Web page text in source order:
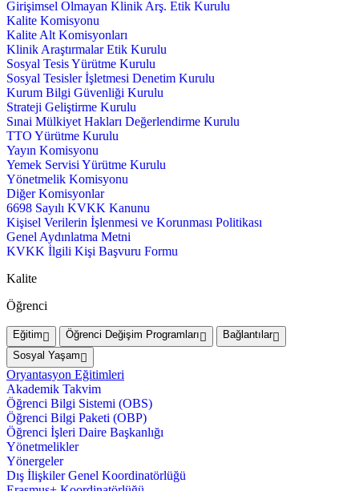
Girişimsel Olmayan Klinik Arş. Etik Kurulu
Kalite Komisyonu
Kalite Alt Komisyonları
Klinik Araştırmalar Etik Kurulu
Sosyal Tesis Yürütme Kurulu
Sosyal Tesisler İşletmesi Denetim Kurulu
Kurum Bilgi Güvenliği Kurulu
Strateji Geliştirme Kurulu
Sınai Mülkiyet Hakları Değerlendirme Kurulu
TTO Yürütme Kurulu
Yayın Komisyonu
Yemek Servisi Yürütme Kurulu
Yönetmelik Komisyonu
Diğer Komisyonlar
6698 Sayılı KVKK Kanunu
Kişisel Verilerin İşlenmesi ve Korunması Politikası
Genel Aydınlatma Metni
KVKK İlgili Kişi Başvuru Formu
Kalite
Öğrenci
Eğitim Öğrenci Değişim Programları
Bağlantılar
Sosyal Yaşam
Oryantasyon Eğitimleri
Akademik Takvim
Öğrenci Bilgi Sistemi (OBS)
Öğrenci Bilgi Paketi (OBP)
Öğrenci İşleri Daire Başkanlığı
Yönetmelikler
Yönergeler
Dış İlişkiler Genel Koordinatörlüğü